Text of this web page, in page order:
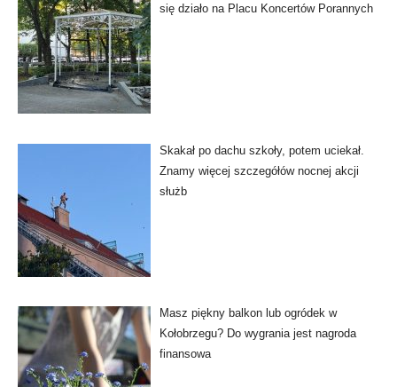
się działo na Placu Koncertów Porannych
Skakał po dachu szkoły, potem uciekał.
Znamy więcej szczegółów nocnej akcji
służb
Masz piękny balkon lub ogródek w
Kołobrzegu? Do wygrania jest nagroda
finansowa